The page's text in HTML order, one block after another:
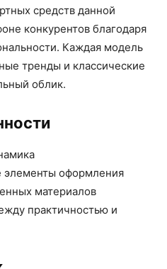
средств данной
конкурентов благодаря
Каждая модель
тренды и классические
облик.
элементы оформления
материалов
практичностью и